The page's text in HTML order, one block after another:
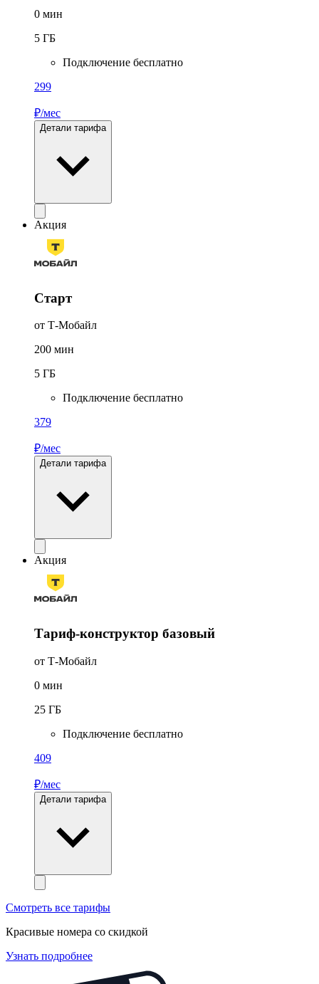
0 мин
5 ГБ
Подключение бесплатно
299
₽/мес
Детали тарифа
Акция
Старт
от Т-Мобайл
200 мин
5 ГБ
Подключение бесплатно
379
₽/мес
Детали тарифа
Акция
Тариф-конструктор базовый
от Т-Мобайл
0 мин
25 ГБ
Подключение бесплатно
409
₽/мес
Детали тарифа
Смотреть все тарифы
Красивые номера со скидкой
Узнать подробнее